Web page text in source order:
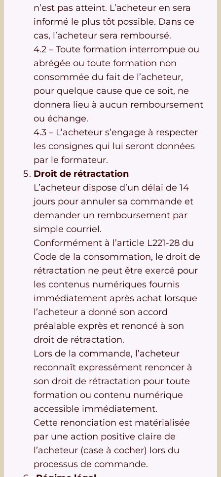
n’est pas atteint. L’acheteur en sera
informé le plus tôt possible. Dans ce
cas, l’acheteur sera remboursé.
4.2 – Toute formation interrompue ou
abrégée ou toute formation non
consommée du fait de l’acheteur,
pour quelque cause que ce soit, ne
donnera lieu à aucun remboursement
ou échange.
4.3 – L’acheteur s’engage à respecter
les consignes qui lui seront données
par le formateur.
Droit de rétractation
L’acheteur dispose d’un délai de 14
jours pour annuler sa commande et
demander un remboursement par
simple courriel.
Conformément à l’article L221-28 du
Code de la consommation, le droit de
rétractation ne peut être exercé pour
les contenus numériques fournis
immédiatement après achat lorsque
l’acheteur a donné son accord
préalable exprès et renoncé à son
droit de rétractation.
Lors de la commande, l’acheteur
reconnaît expressément renoncer à
son droit de rétractation pour toute
formation ou contenu numérique
accessible immédiatement.
Cette renonciation est matérialisée
par une action positive claire de
l’acheteur (case à cocher) lors du
processus de commande.